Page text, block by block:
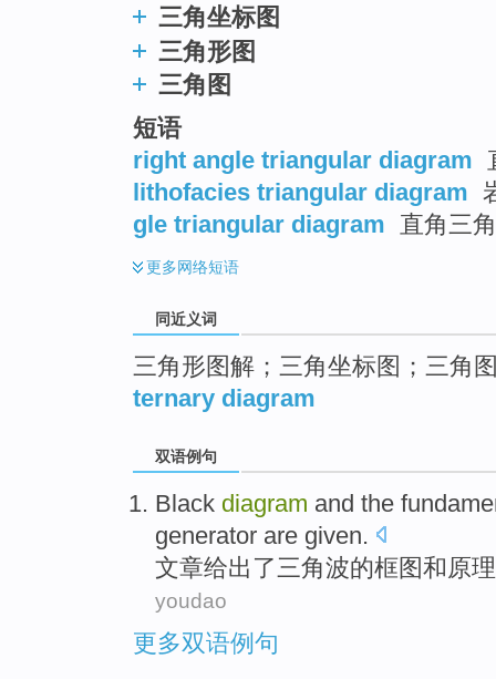
三角坐标图
三角形图
三角图
短语
right angle triangular diagram
lithofacies triangular diagram
gle triangular diagram 直角三
更多网络短语
同近义词
三角形图解；三角坐标图；三角
ternary diagram
双语例句
Black diagram and the
generator are given.
文章给出了 三角波的框图和 原理
youdao
更多双语例句